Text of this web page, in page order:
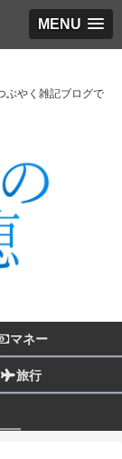
MENU
ぶやく雑記ブログで
マネー
旅行